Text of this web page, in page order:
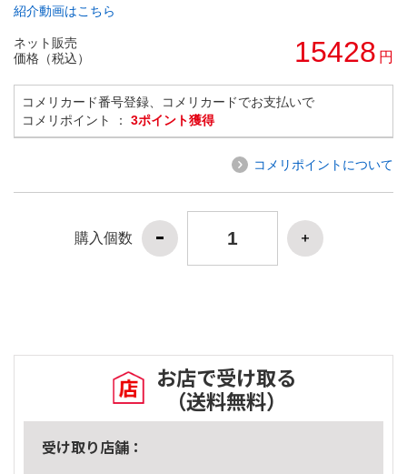
紹介動画はこちら
ネット販売
価格（税込）
15428 円
コメリカード番号登録、コメリカードでお支払いで
コメリポイント ： 3ポイント獲得
コメリポイントについて
購入個数
お店で受け取る
（送料無料）
受け取り店舗：